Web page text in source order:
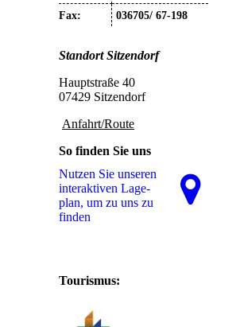
Fax:
036705/ 67-198
StandortSitzendorf
Hauptstraße 40
07429 Sitzendorf
Anfahrt/Route
So finden Sie uns
Nutzen Sie unseren
interaktiven La­ge­
plan, um zu uns zu
finden
Tourismus: